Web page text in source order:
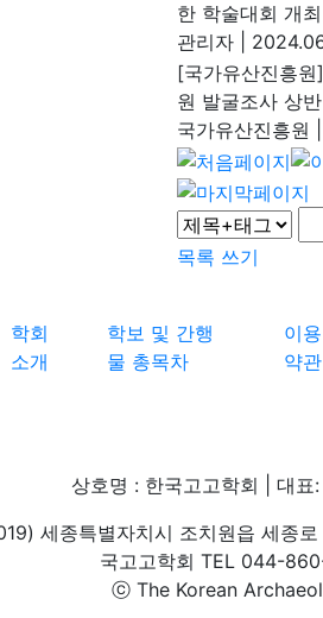
한 학술대회 개
관리자
[국가유산진흥
원 발굴조사 상
국가유산진흥원
목록 쓰기
학회
소개
학보 및 간행
물 총목차
이용
약관
상호명 : 한국고고학회 | 대
세종특별자치시 조치원읍 세종
국고고학회 TEL 044-
ⓒ The Korean